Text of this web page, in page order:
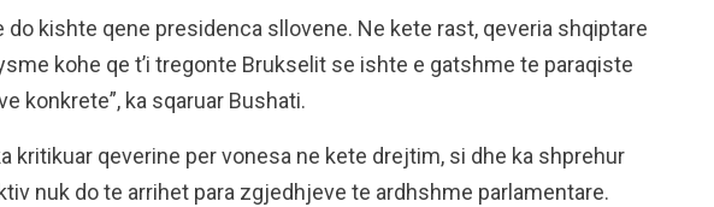
do kishte qene presidenca sllovene. Ne kete rast, qeveria shqiptare
kohe qe t’i tregonte Brukselit se ishte e gatshme te paraqiste
konkrete”, ka sqaruar Bushati.
kritikuar qeverine per vonesa ne kete drejtim, si dhe ka shprehur
nuk do te arrihet para zgjedhjeve te ardhshme parlamentare.